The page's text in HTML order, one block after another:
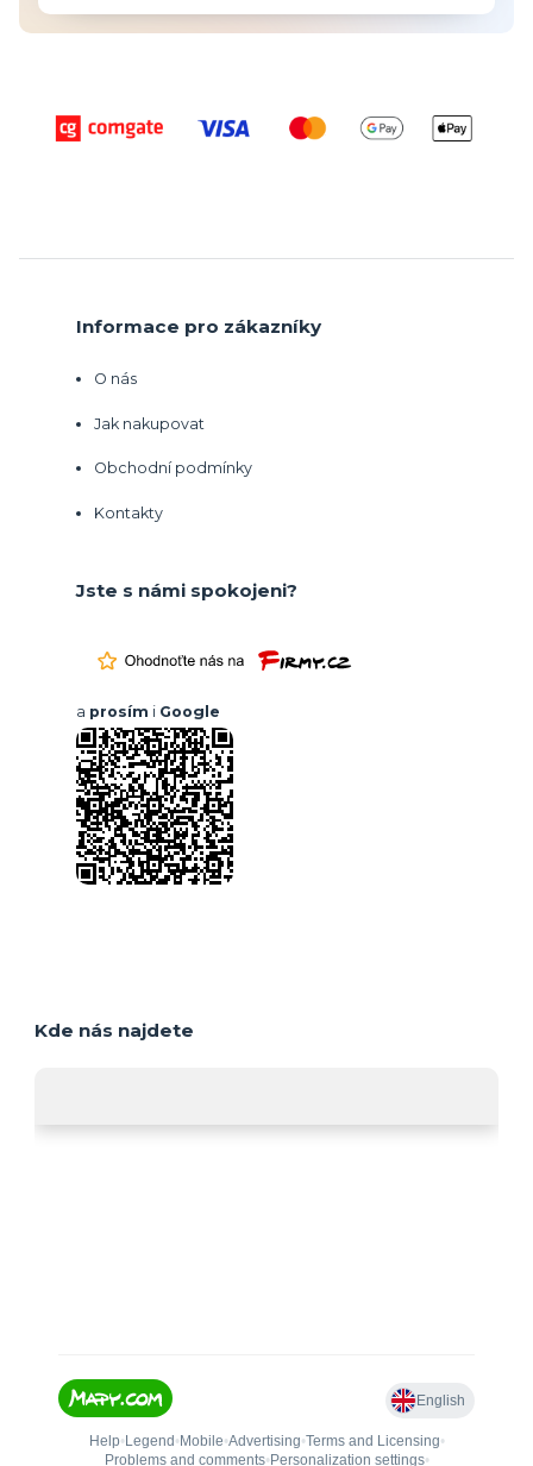
Informace pro zákazníky
O nás
Jak nakupovat
Obchodní podmínky
Kontakty
Jste s námi spokojeni?
a prosím i Google
Kde nás najdete